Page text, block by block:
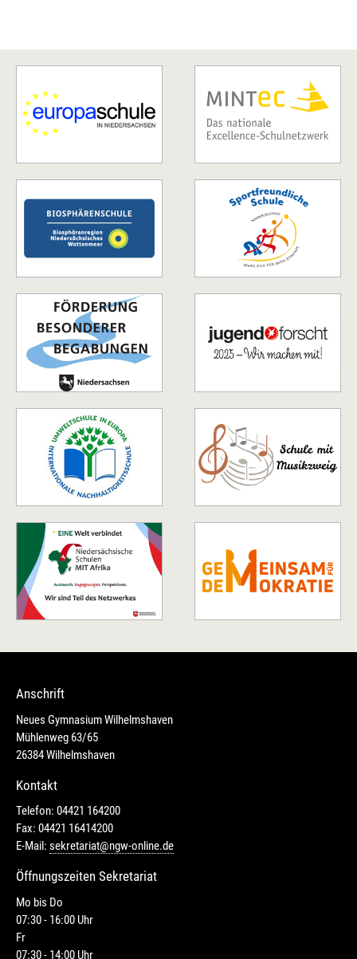
Anschrift
Neues Gymnasium Wilhelmshaven
Mühlenweg 63/65
26384 Wilhelmshaven
Kontakt
Telefon: 04421 164200
Fax: 04421 16414200
E-Mail: sekretariat@ngw-online.de
Öffnungszeiten Sekretariat
Mo bis Do
07:30 - 16:00 Uhr
Fr
07:30 - 14:00 Uhr